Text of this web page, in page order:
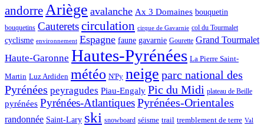
andorreAriège avalanche Ax 3 Domaines bouquetin
bouquetins Cauteretscirculation cirque de Gavarnie col du Tourmalet
cyclisme environnement Espagne faune gavarnie Gourette Grand Tourmalet
Haute-Garonne Hautes-Pyrénées La Pierre Saint-
Martin Luz Ardiden météo N'Py neige parc national des
Pyrénées peyragudes Piau-Engaly Pic du Midi plateau de Beille
pyrénées Pyrénées-AtlantiquesPyrénées-Orientales
randonnée Saint-Lary ski snowboard séisme trail tremblement de terre Val